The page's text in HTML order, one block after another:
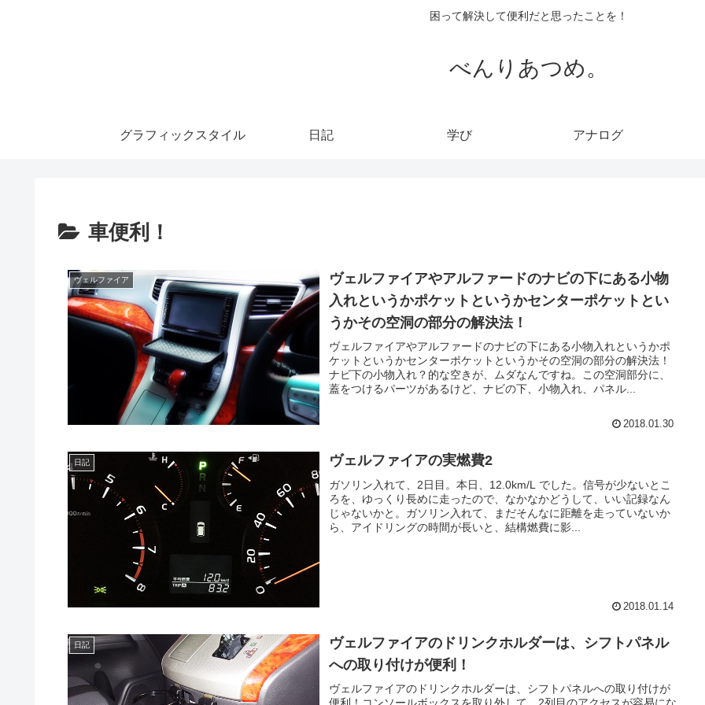
困って解決して便利だと思ったことを！
べんりあつめ。
グラフィックスタイル 日記 学び アナログ
車便利！
ヴェルファイア
ヴェルファイアやアルファードのナビの下にある小物
入れというかポケットというかセンターポケットとい
うかその空洞の部分の解決法！
ヴェルファイアやアルファードのナビの下にある小物入れというかポ
ケットというかセンターポケットというかその空洞の部分の解決法！
ナビ下の小物入れ？的な空きが、ムダなんですね。この空洞部分に、
蓋をつけるパーツがあるけど、ナビの下、小物入れ、パネル...
2018.01.30
日記 ヴェルファイアの実燃費2
ガソリン入れて、2日目。本日、12.0km/L でした。信号が少ないとこ
ろを、ゆっくり長めに走ったので、なかなかどうして、いい記録なん
じゃないかと。ガソリン入れて、まだそんなに距離を走っていないか
ら、アイドリングの時間が長いと、結構燃費に影...
2018.01.14
日記
ヴェルファイアのドリンクホルダーは、シフトパネル
への取り付けが便利！
ヴェルファイアのドリンクホルダーは、シフトパネルへの取り付けが